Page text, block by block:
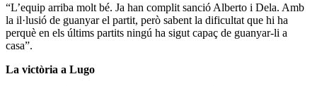
“L’equip arriba molt bé. Ja han complit sanció Alberto i Dela. Amb
la il·lusió de guanyar el partit, però sabent la dificultat que hi ha
perquè en els últims partits ningú ha sigut capaç de guanyar-li a
casa”.
La victòria a Lugo